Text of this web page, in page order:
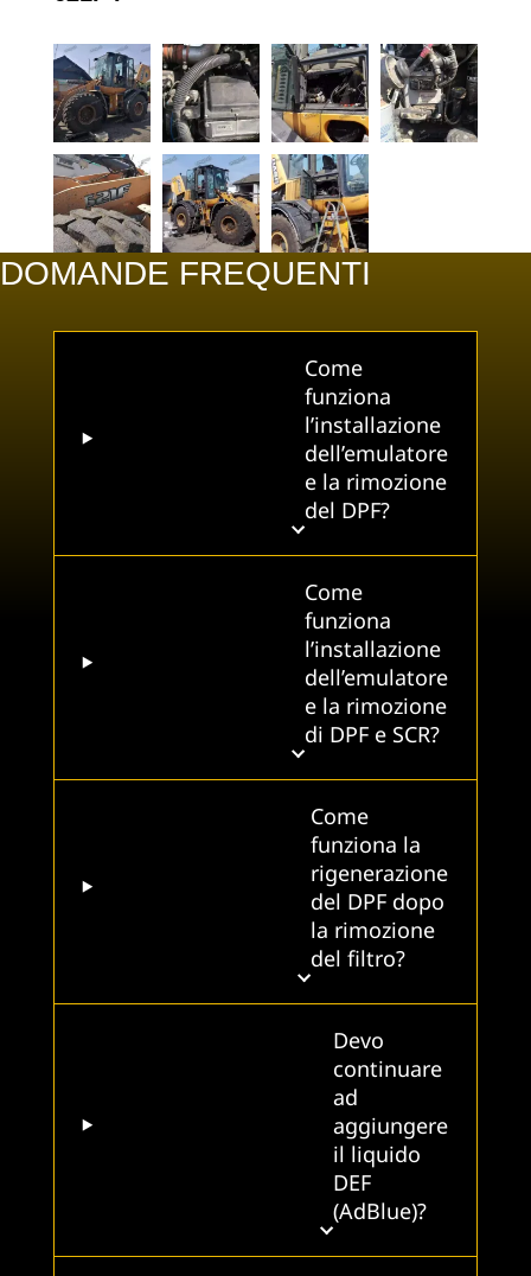
DOMANDE FREQUENTI
Come
funziona
l’installazione
dell’emulatore
e la rimozione
del DPF?
Come
funziona
l’installazione
dell’emulatore
e la rimozione
di DPF e SCR?
Come
funziona la
rigenerazione
del DPF dopo
la rimozione
del filtro?
Devo
continuare
ad
aggiungere
il liquido
DEF
(AdBlue)?